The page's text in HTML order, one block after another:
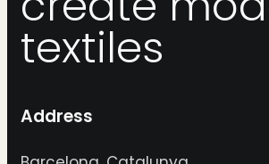
create
textiles
Address